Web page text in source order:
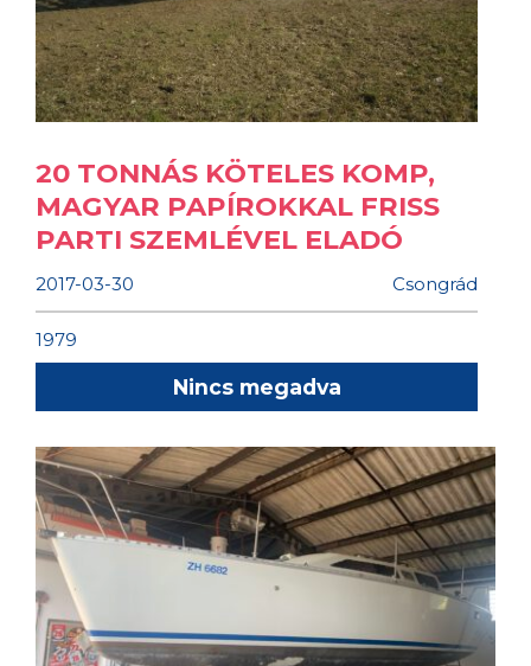
20 TONNÁS KÖTELES KOMP,
MAGYAR PAPÍROKKAL FRISS
PARTI SZEMLÉVEL ELADÓ
2017-03-30 Csongrád
1979
Nincs megadva